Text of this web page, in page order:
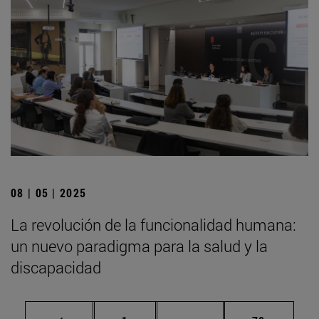
08 | 05 | 2025
La revolución de la funcionalidad humana:
un nuevo paradigma para la salud y la
discapacidad